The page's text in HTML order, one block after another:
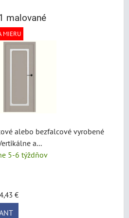
malované
MIERU
alebo bezfalcové vyrobené
a...
5-6 týždňov
€